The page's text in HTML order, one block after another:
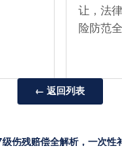
让，法
险防范
← 返回列表